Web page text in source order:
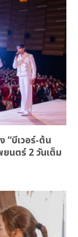
“บีเวอร์-ต้น
ยนตร์ 2 วันเต็ม